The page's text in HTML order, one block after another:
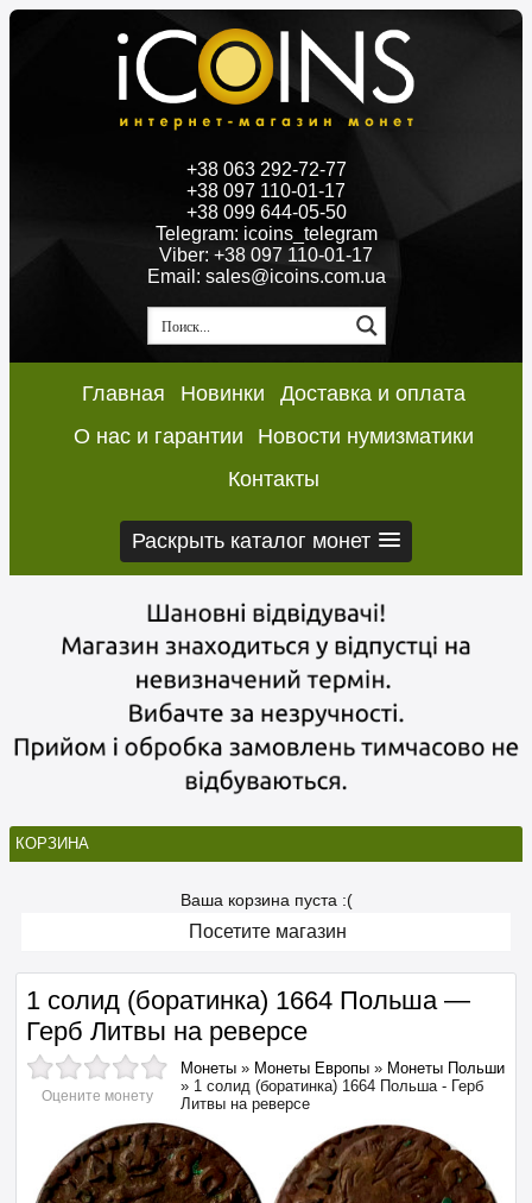
+38 063 292-72-77
+38 097 110-01-17
+38 099 644-05-50
Telegram: icoins_telegram
Viber: +38 097 110-01-17
Email: sales@icoins.com.ua
Главная Новинки
Доставка и оплата
О нас и гарантии
Новости нумизматики
Контакты
Раскрыть каталог монет
КОРЗИНА
Ваша корзина пуста :(
Посетите магазин
1 солид (боратинка) 1664 Польша —
Герб Литвы на реверсе
Оцените монету
Монеты » Монеты Европы » Монеты Польши
» 1 солид (боратинка) 1664 Польша - Герб
Литвы на реверсе